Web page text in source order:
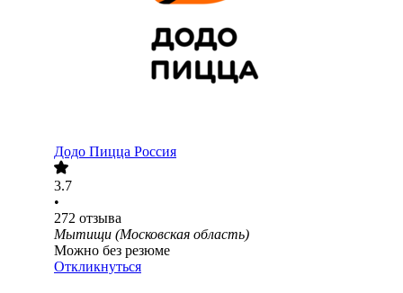
Додо Пицца Россия
3.7
•
272 отзыва
Мытищи (Московская область)
Можно без резюме
Откликнуться